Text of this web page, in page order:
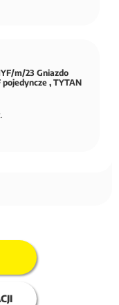
m/23 Gniazdo
, TYTAN